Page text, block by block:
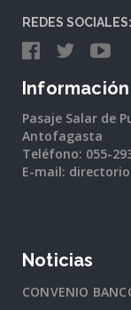
REDES SOCIALES:
Pasaje Salar de
Antofagasta
Teléfono: 055-
E-mail:
Noticias
CONVENIO